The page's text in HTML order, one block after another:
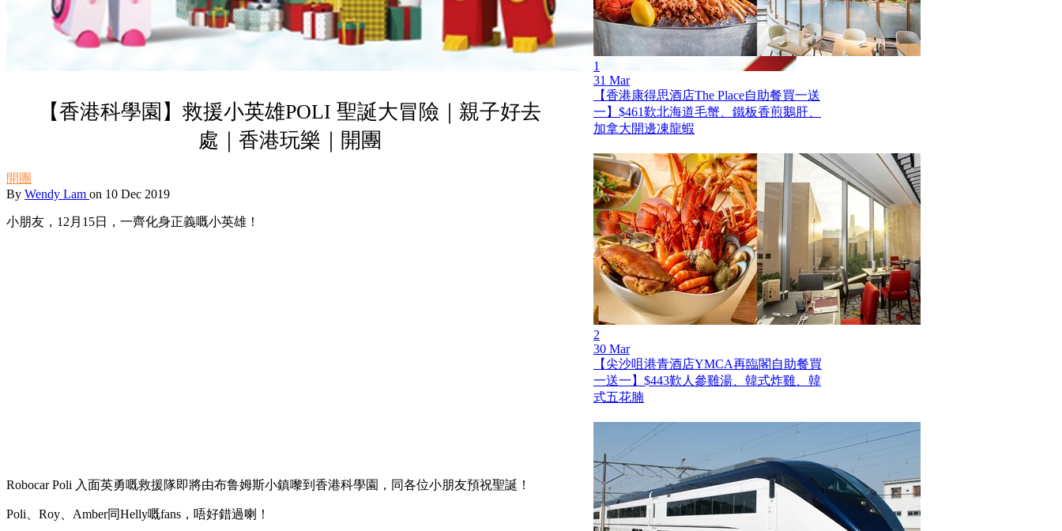
【香港科學園】救援小英雄POLI 聖誕大冒險｜親子好去
處｜香港玩樂｜開團
開團
By Wendy Lam on 10 Dec 2019
小朋友，12月15日，一齊化身正義嘅小英雄！
Robocar Poli 入面英勇嘅救援隊即將由布鲁姆斯小鎮嚟到香港科學園，同各位小朋友預祝聖誕！
Poli、Roy、Amber同Helly嘅fans，唔好錯過喇！
1
31 Mar
【香港康得思酒店The Place自助餐買一送
一】$461歎北海道毛蟹、鐵板香煎鵝肝、
加拿大開邊凍龍蝦
2
30 Mar
【尖沙咀港青酒店YMCA再臨閣自助餐買
一送一】$443歎人參雞湯、韓式炸雞、韓
式五花腩